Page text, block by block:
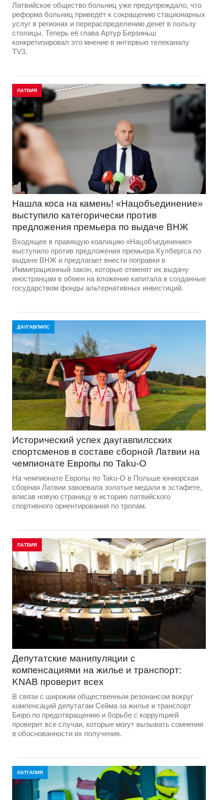
Латвийское общество больниц уже предупреждало, что
реформа больниц приведёт к сокращению стационарных
услуг в регионах и перераспределению денег в пользу
столицы. Теперь её глава Артур Берзиньш
конкретизировал это мнение в интервью телеканалу
TV3.
ЛАТВИЯ
Нашла коса на камень! «Нацобъединение»
выступило категорически против
предложения премьера по выдаче ВНЖ
Входящее в правящую коалицию «Нацобъединение»
выступило против предложения премьера Кулбергса по
выдаче ВНЖ и предлагает внести поправки в
Иммиграционный закон, которые отменят их выдачу
иностранцам в обмен на вложение капитала в созданные
государством фонды альтернативных инвестиций.
ДАУГАВПИЛС
Исторический успех даугавпилсских
спортсменов в составе сборной Латвии на
чемпионате Европы по Taku-O
На чемпионате Европы по Taku-O в Польше юниорская
сборная Латвии завоевала золотые медали в эстафете,
вписав новую страницу в историю латвийского
спортивного ориентирования по тропам.
ЛАТВИЯ
Депутатские манипуляции с
компенсациями на жилье и транспорт:
KNAB проверит всех
В связи с широким общественным резонансом вокруг
компенсаций депутатам Сейма за жилье и транспорт
Бюро по предотвращению и борьбе с коррупцией
проверит все случаи, которые могут вызывать сомнения
в обоснованности их получения.
ЛАТГАЛИЯ